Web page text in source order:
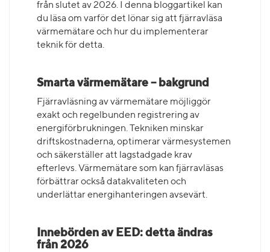
från slutet av 2026. I denna bloggartikel kan
du läsa om varför det lönar sig att fjärravläsa
värmemätare och hur du implementerar
teknik för detta.
Smarta värmemätare – bakgrund
Fjärravläsning av värmemätare möjliggör
exakt och regelbunden registrering av
energiförbrukningen. Tekniken minskar
driftskostnaderna, optimerar värmesystemen
och säkerställer att lagstadgade krav
efterlevs. Värmemätare som kan fjärravläsas
förbättrar också datakvaliteten och
underlättar energihanteringen avsevärt.
Innebörden av EED: detta ändras
från 2026